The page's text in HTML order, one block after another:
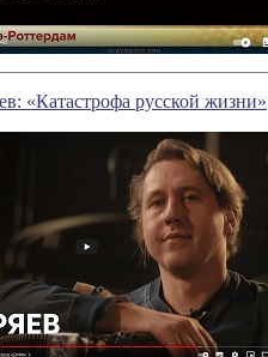
«Катастрофа русской жизни»